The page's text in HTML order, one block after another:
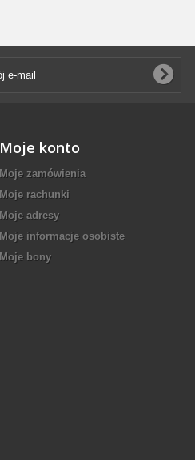
Moje konto
Moje zamówienia
Moje rachunki
Moje adresy
Moje informacje osobiste
Moje bony